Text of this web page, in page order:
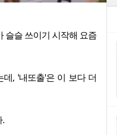
슬슬 쓰이기 시작해 요즘
, '내또출'은 이 보다 더
.